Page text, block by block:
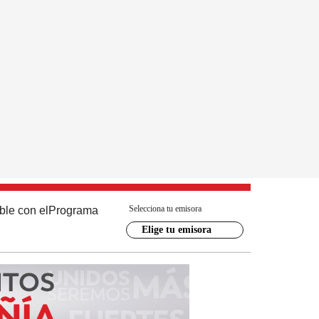
con el Programa Selecciona tu emisora
Elige tu emisora